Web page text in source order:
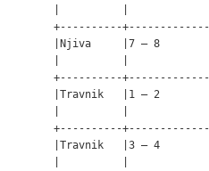
+----------
|Njiva     |7 – 8
+----------
|Travnik   |1 – 2
+----------
|Travnik   |3 – 4